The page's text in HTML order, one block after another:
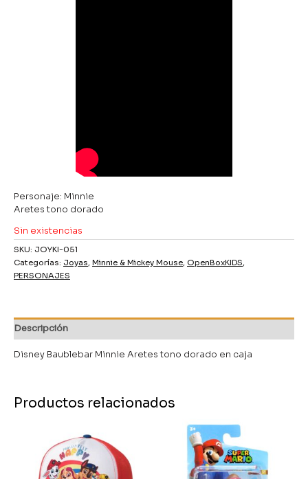
Personaje: Minnie
Aretes tono dorado
Sin existencias
SKU: JOYKI-051
Categorías: Joyas, Minnie & Mickey Mouse, OpenBoxKIDS,
PERSONAJES
Descripción
Disney Baublebar Minnie Aretes tono dorado en caja
Productos relacionados